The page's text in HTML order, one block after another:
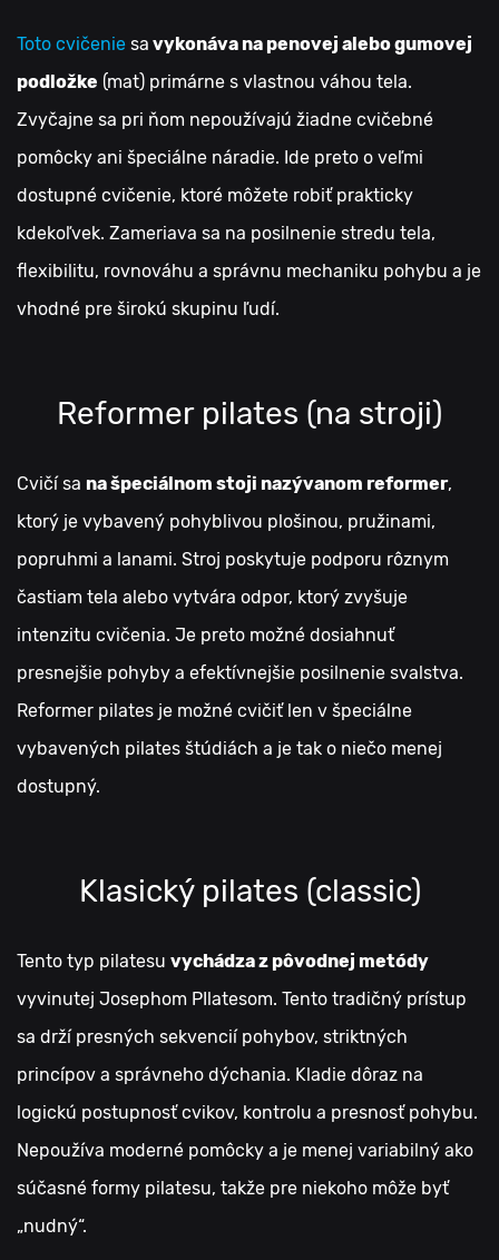
Toto cvičenie sa vykonáva na penovej alebo gumovej
podložke (mat) primárne s vlastnou váhou tela.
Zvyčajne sa pri ňom nepoužívajú žiadne cvičebné
pomôcky ani špeciálne náradie. Ide preto o veľmi
dostupné cvičenie, ktoré môžete robiť prakticky
kdekoľvek. Zameriava sa na posilnenie stredu tela,
flexibilitu, rovnováhu a správnu mechaniku pohybu a je
vhodné pre širokú skupinu ľudí.
Reformer pilates (na stroji)
Cvičí sa na špeciálnom stoji nazývanom reformer,
ktorý je vybavený pohyblivou plošinou, pružinami,
popruhmi a lanami. Stroj poskytuje podporu rôznym
častiam tela alebo vytvára odpor, ktorý zvyšuje
intenzitu cvičenia. Je preto možné dosiahnuť
presnejšie pohyby a efektívnejšie posilnenie svalstva.
Reformer pilates je možné cvičiť len v špeciálne
vybavených pilates štúdiách a je tak o niečo menej
dostupný.
Klasický pilates (classic)
Tento typ pilatesu vychádza z pôvodnej metódy
vyvinutej Josephom PIlatesom. Tento tradičný prístup
sa drží presných sekvencií pohybov, striktných
princípov a správneho dýchania. Kladie dôraz na
logickú postupnosť cvikov, kontrolu a presnosť pohybu.
Nepoužíva moderné pomôcky a je menej variabilný ako
súčasné formy pilatesu, takže pre niekoho môže byť
„nudný“.